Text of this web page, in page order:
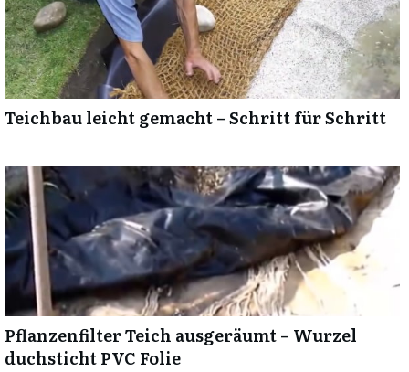
Teichbau leicht gemacht – Schritt für Schritt
Pflanzenfilter Teich ausgeräumt – Wurzel
duchsticht PVC Folie